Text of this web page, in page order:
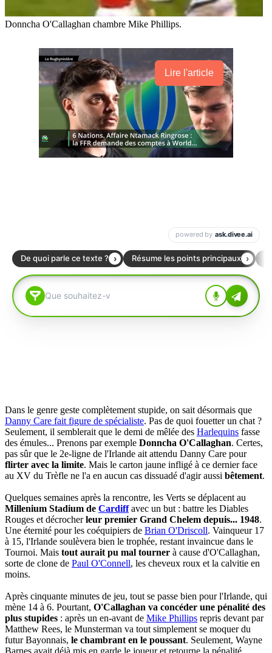
Donncha O'Callaghan chambre Mike Phillips.
Lire l'article
Dans le genre geste complètement stupide, on sait désormais que
Danny Care fait figure de spécialiste. Pas de quoi fouetter un chat ?
Seulement, il semblerait que le demi de mêlée des Harlequins fasse
des émules... Prenons par exemple Donncha O'Callaghan. Certes,
pas sûr que le 2e-ligne de l'Irlande ait attendu Danny Care pour
flirter avec la limite. Mais le carton jaune infligé à ce dernier face
au XV du Trèfle ne l'a en aucun cas dissuadé d'agir aussi bêtement.
Quelques semaines après la rencontre, les Verts se déplacent au
Millenium Stadium de Cardiff avec un but : battre les Diables
Rouges et décrocherleur premier Grand Chelem depuis... 1948.
Une éternité pour les coéquipiers de Brian O'Driscoll. Vainqueur 17
à 15, l'Irlande soulèvera bien le trophée, restant invaincue dans le
Tournoi. Mais tout aurait pu mal tourner à cause d'O'Callaghan,
sorte de clone de Paul O'Connell, les cheveux roux et la calvitie en
moins.
Après cinquante minutes de jeu, tout se passe bien pour l'Irlande, qui
mène 14 à 6. Pourtant, O'Callaghan va concéder une pénalité des
plus stupides : après un en-avant de Mike Phillips repris devant par
Matthew Rees, le Munsterman va tout simplement se moquer du
futur Bayonnais, le chambrant en le poussant. Seulement, Wayne
Barnes avait déjà mis en garde le joueur et retourne la pénalité